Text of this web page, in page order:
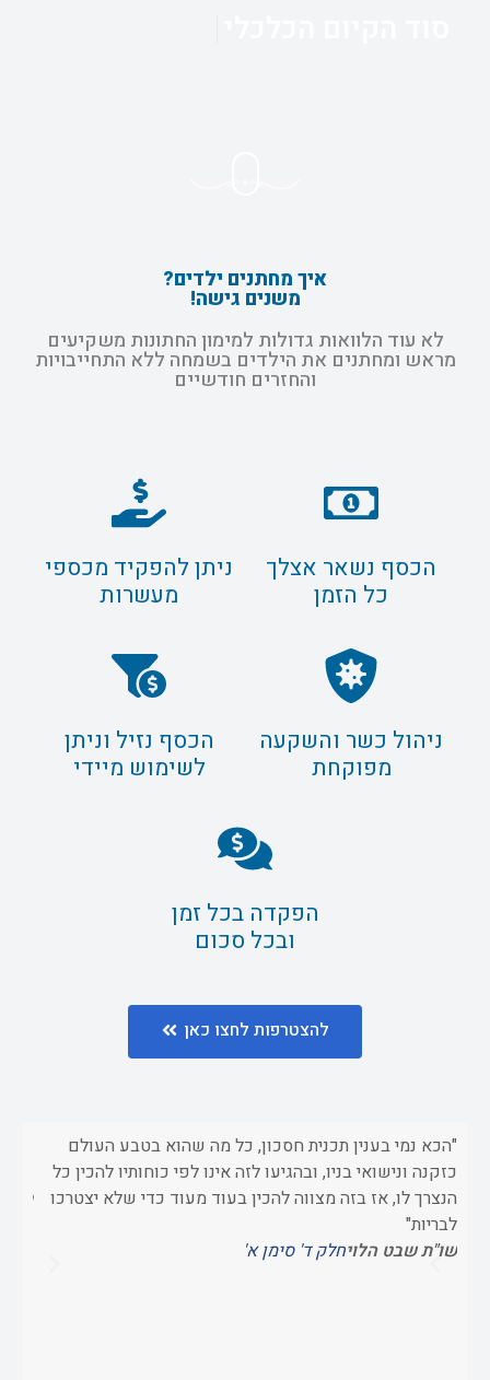
איך מחתנים ילדים?
משנים גישה!
לא עוד הלוואות גדולות למימון החתונות משקיעים
מראש ומחתנים את הילדים בשמחה ללא התחייבויות
והחזרים חודשיים
הכסף נשאר אצלך
כל הזמן
ניתן להפקיד מכספי
מעשרות
ניהול כשר והשקעה
מפוקחת
הכסף נזיל וניתן
לשימוש מיידי
הפקדה בכל זמן
ובכל סכום
להצטרפות לחצו כאן
"הכא נמי בענין תכנית חסכון, כל מה שהוא בטבע העולם
כזקנה ונישואי בניו, ובהגיעו לזה אינו לפי כוחותיו להכין כל
הנצרך לו, אז בזה מצווה להכין בעוד מעוד כדי שלא יצטרכו
לבריות"
שו"ת שבט הלויחלק ד' סימן א'